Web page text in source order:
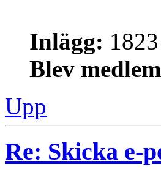
Inlägg: 1823
Blev
Upp
Re: Skicka e-